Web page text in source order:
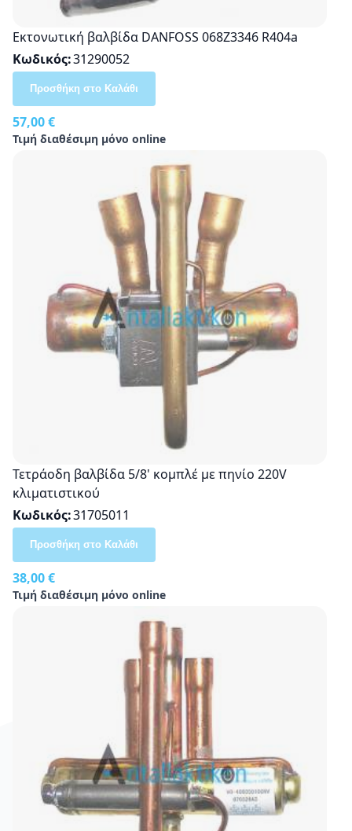
Εκτονωτική βαλβίδα DANFOSS 068Z3346 R404a
Κωδικός 31290052
57,00 €
Τιμή διαθέσιμη μόνο online
Προσθήκη στο Καλάθι
Τετράοδη βαλβίδα 5/8' κομπλέ με πηνίο 220V
κλιματιστικού
Κωδικός 31705011
38,00 €
Τιμή διαθέσιμη μόνο online
Προσθήκη στο Καλάθι